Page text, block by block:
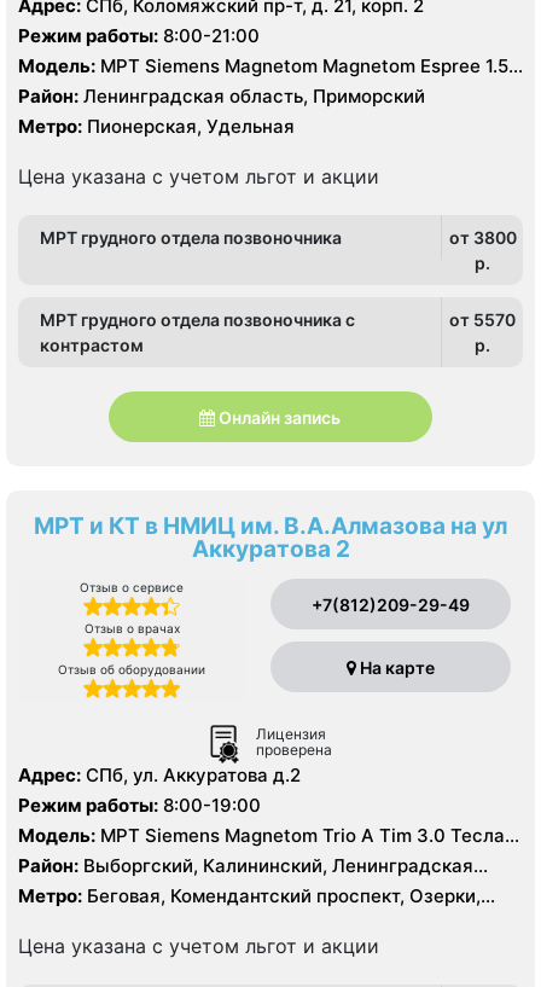
Адрес: СПб, Коломяжский пр-т, д. 21, корп. 2
Режим работы: 8:00-21:00
Модель: МРТ Siemens Magnetom Magnetom Espree 1.5
Тесла, КТ Philips Ingenuity Elite 128 срезов
Район: Ленинградская область, Приморский
Метро: Пионерская, Удельная
Цена указана с учетом льгот и акции
МРТ грудного отдела позвоночника
от 3800
p.
МРТ грудного отдела позвоночника c
контрастом
от 5570
p.
Онлайн запись
МРТ и КТ в НМИЦ им. В.А.Алмазова на ул
Аккуратова 2
Отзыв о сервисе
Отзыв о врачах
Отзыв об оборудовании
+7(812)209-29-49
На карте
Лицензия
проверена
Адрес: СПб, ул. Аккуратова д.2
Режим работы: 8:00-19:00
Модель: МРТ Siemens Magnetom Trio A Tim 3.0 Тесла,
МРТ полуоткрытого типа Siemens Espree 1.5 Тесла, КТ
Siemens Somatom Definition 128 срезов
Район: Выборгский, Калининский, Ленинградская
область, Приморский
Метро: Беговая, Комендантский проспект, Озерки,
Цена указана с учетом льгот и акции